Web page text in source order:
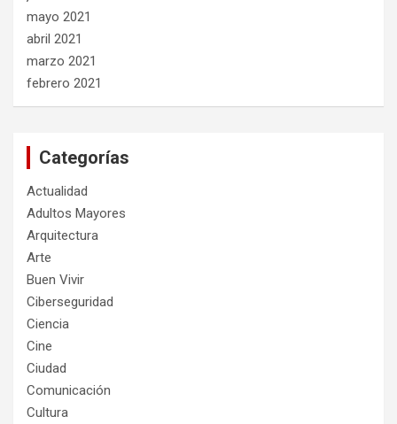
mayo 2021
abril 2021
marzo 2021
febrero 2021
Categorías
Actualidad
Adultos Mayores
Arquitectura
Arte
Buen Vivir
Ciberseguridad
Ciencia
Cine
Ciudad
Comunicación
Cultura